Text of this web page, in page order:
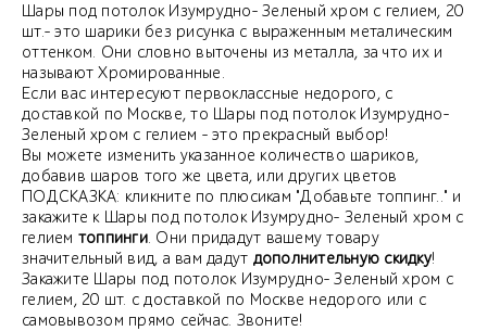
Шары под потолок Изумрудно- Зеленый хром с гелием, 20
шт.- это шарики без рисунка с выраженным металическим
оттенком. Они словно выточены из металла, за что их и
называют Хромированные.
Если вас интересуют первоклассные недорого, с
доставкой по Москве, то Шары под потолок Изумрудно-
Зеленый хром с гелием - это прекрасный выбор!
Вы можете изменить указанное количество шариков,
добавив шаров того же цвета, или других цветов
ПОДСКАЗКА: кликните по плюсикам "Добавьте топпинг.." и
закажите к Шары под потолок Изумрудно- Зеленый хром с
гелием топпинги. Они придадут вашему товару
значительный вид, а вам дадут дополнительную скидку!
Закажите Шары под потолок Изумрудно- Зеленый хром с
гелием, 20 шт. с доставкой по Москве недорого или с
самовывозом прямо сейчас. Звоните!